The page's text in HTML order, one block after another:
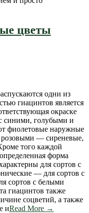
цветы
одни из
гиацинтов является
окраске
синими, голубыми и
фиолетовые наружные
— сиреневые,
того каждой
форма
для сортов с
— для сортов с
сортов с белыми
гиацинтов также
соцветий, а также
иRead More →